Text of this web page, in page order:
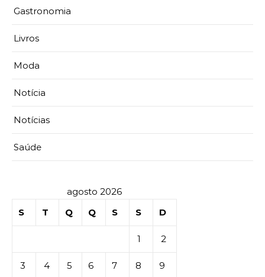
Gastronomia
Livros
Moda
Notícia
Notícias
Saúde
agosto 2026
S
T Q Q S S D
1 2
3 4 5 6 7 8 9